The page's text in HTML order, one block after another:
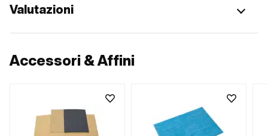
Valutazioni
Accessori & Affini